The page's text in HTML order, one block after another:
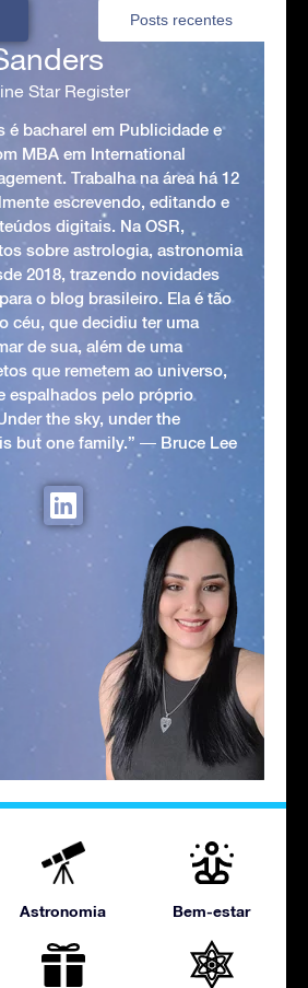
Posts recentes
Star Register
é bacharel em Publicidade e
MBA em International
Trabalha na área há 12
escrevendo, editando e
digitais. Na OSR,
sobre astrologia, astronomia
2018, trazendo novidades
o blog brasileiro. Ela é tão
céu, que decidiu ter uma
de sua, além de uma
que remetem ao universo,
espalhados pelo próprio
the sky, under the
but one family.” ― Bruce Lee
Astronomia Bem-estar